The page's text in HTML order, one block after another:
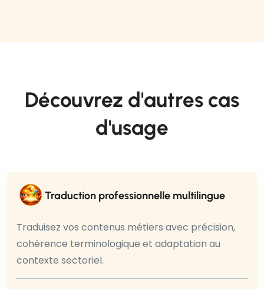
Découvrez d'autres cas
d'usage
Traduction professionnelle multilingue
Traduisez vos contenus métiers avec précision,
cohérence terminologique et adaptation au
contexte sectoriel.